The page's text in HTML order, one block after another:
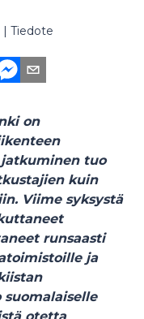
| Tiedote
on
tuo
kuin
Viime syksystä
runsaasti
ja